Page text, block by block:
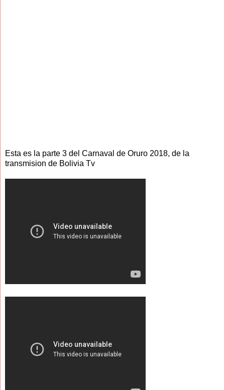
Esta es la parte 3 del Carnaval de Oruro 2018, de la
transmision de Bolivia Tv